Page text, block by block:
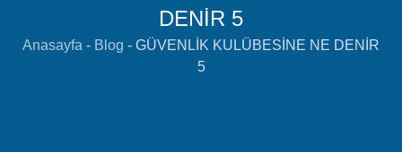
DENİR 5
Anasayfa - Blog - GÜVENLİK KULÜBESİNE NE DENİR
5